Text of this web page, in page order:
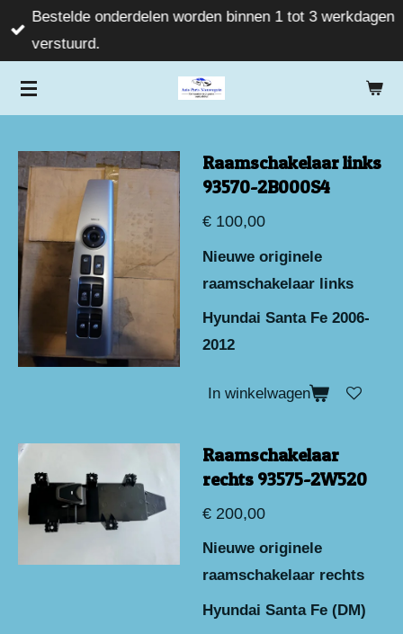
Ga
direct
de
Bestelde onderdelen worden binnen 1 tot 3 werkdagen
verstuurd.
Raamschakelaar links
93570-2B000S4
€ 100,00
Nieuwe originele
raamschakelaar links
Hyundai Santa Fe 2006-
2012
In winkelwagen
Raamschakelaar
rechts 93575-2W520
€ 200,00
Nieuwe originele
raamschakelaar rechts
Hyundai Santa Fe (DM)